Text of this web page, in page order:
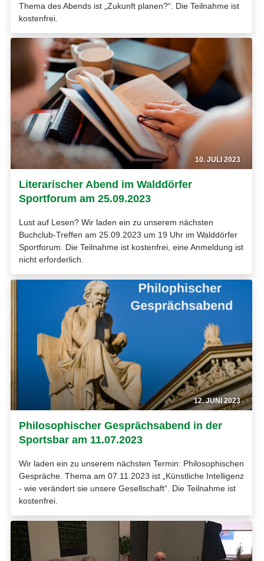
Thema des Abends ist „Zukunft planen?“. Die Teilnahme ist
kostenfrei.
10. JULI 2023
Literarischer Abend im Walddörfer
Sportforum am 25.09.2023
Lust auf Lesen? Wir laden ein zu unserem nächsten
Buchclub-Treffen am 25.09.2023 um 19 Uhr im Walddörfer
Sportforum. Die Teilnahme ist kostenfrei, eine Anmeldung ist
nicht erforderlich.
12. JUNI 2023
Philosophischer Gesprächsabend in der
Sportsbar am 11.07.2023
Wir laden ein zu unserem nächsten Termin: Philosophischen
Gespräche. Thema am 07.11.2023 ist „Künstliche Intelligenz
- wie verändert sie unsere Gesellschaft“. Die Teilnahme ist
kostenfrei.